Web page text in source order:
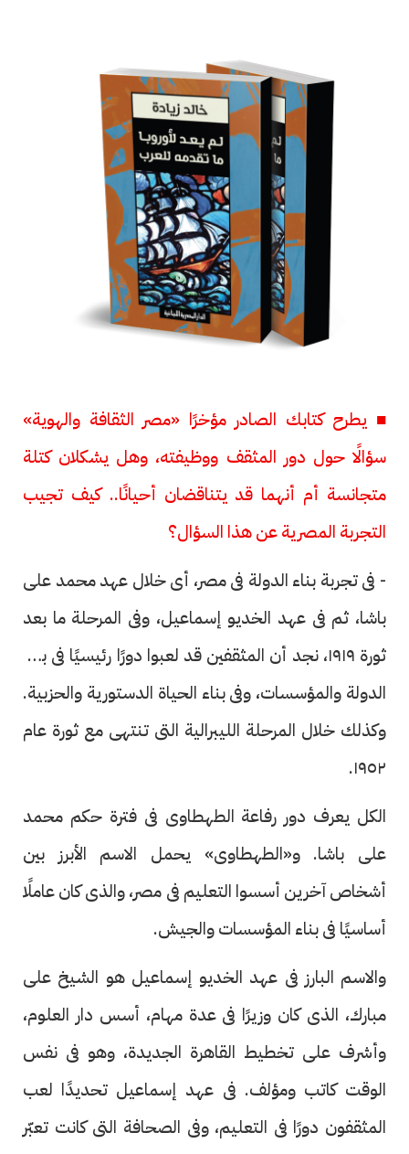
■ يطرح كتابك الصادر مؤخرًا «مصر الثقافة والهوية»
سؤالًا حول دور المثقف ووظيفته، وهل يشكلان كتلة
متجانسة أم أنهما قد يتناقضان أحيانًا.. كيف تجيب
التجربة المصرية عن هذا السؤال؟
- فى تجربة بناء الدولة فى مصر، أى خلال عهد محمد على
باشا، ثم فى عهد الخديو إسماعيل، وفى المرحلة ما بعد
ثورة ١٩١٩، نجد أن المثقفين قد لعبوا دورًا رئيسيًا فى بناء
الدولة والمؤسسات، وفى بناء الحياة الدستورية والحزبية.
وكذلك خلال المرحلة الليبرالية التى تنتهى مع ثورة عام
١٩٥٢.
الكل يعرف دور رفاعة الطهطاوى فى فترة حكم محمد
على باشا. و«الطهطاوى» يحمل الاسم الأبرز بين
أشخاص آخرين أسسوا التعليم فى مصر، والذى كان عاملًا
أساسيًا فى بناء المؤسسات والجيش.
والاسم البارز فى عهد الخديو إسماعيل هو الشيخ على
مبارك، الذى كان وزيرًا فى عدة مهام، أسس دار العلوم،
وأشرف على تخطيط القاهرة الجديدة، وهو فى نفس
الوقت كاتب ومؤلف. فى عهد إسماعيل تحديدًا لعب
المثقفون دورًا فى التعليم، وفى الصحافة التى كانت تعبّر